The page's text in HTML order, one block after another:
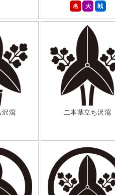
名
大 戦
沢瀉
二本茎立ち沢瀉